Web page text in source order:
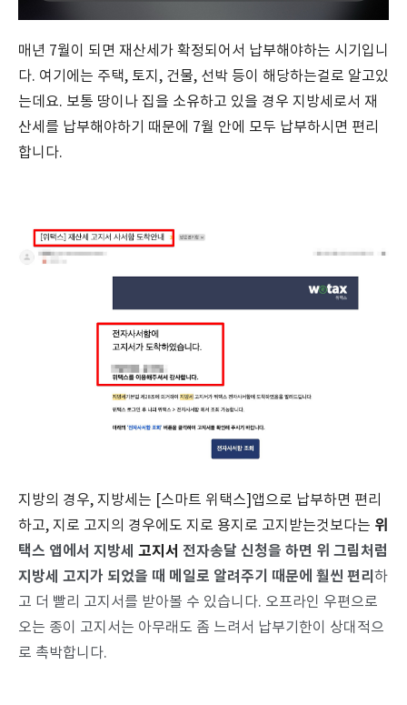
매년 7월이 되면 재산세가 확정되어서 납부해야하는 시기입니
다. 여기에는 주택, 토지, 건물, 선박 등이 해당하는걸로 알고있
는데요. 보통 땅이나 집을 소유하고 있을 경우 지방세로서 재
산세를 납부해야하기 때문에 7월 안에 모두 납부하시면 편리
합니다.
지방의 경우, 지방세는 [스마트 위택스]앱으로 납부하면 편리
하고, 지로 고지의 경우에도 지로 용지로 고지받는것보다는 위
택스 앱에서 지방세 고지서 전자송달 신청을 하면 위 그림처럼
지방세 고지가 되었을 때 메일로 알려주기 때문에 훨씬 편리 하
고 더 빨리 고지서를 받아볼 수 있습니다. 오프라인 우편으로
오는 종이 고지서는 아무래도 좀 느려서 납부기한이 상대적으
로 촉박합니다.